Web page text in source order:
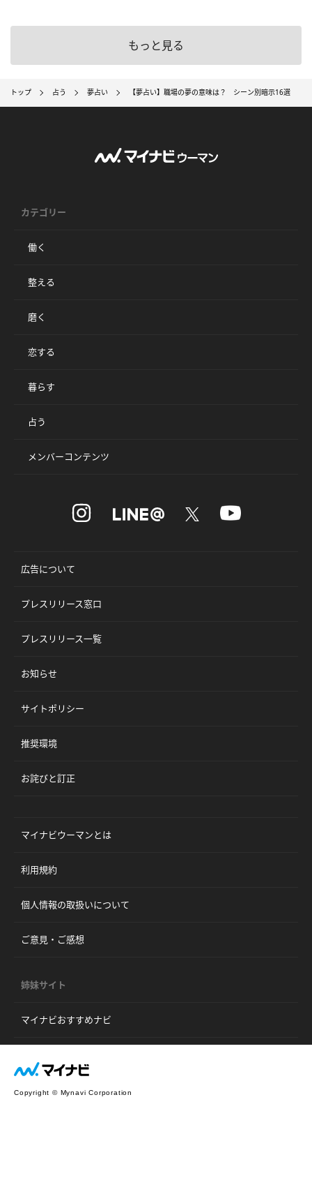
もっと見る
トップ 占う 夢占い 【夢占い】職場の夢の意味は？ シーン別暗示16選
カテゴリー
働く
整える
磨く
恋する
暮らす
占う
メンバーコンテンツ
広告について
プレスリリース窓口
プレスリリース一覧
お知らせ
サイトポリシー
推奨環境
お詫びと訂正
マイナビウーマンとは
利用規約
個人情報の取扱いについて
ご意見・ご感想
姉妹サイト
マイナビおすすめナビ
Copyright © Mynavi Corporation